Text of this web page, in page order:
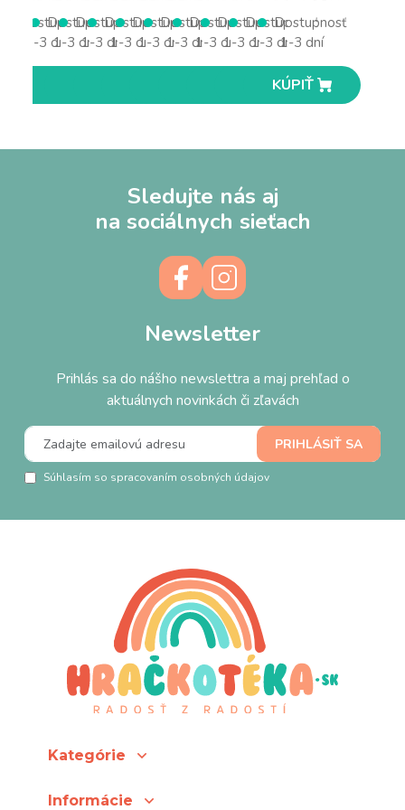
Dostupnosť
1-3 dní
Dostupnosť
1-3 dní
Dostupnosť
1-3 dní
Dostupnosť
1-3 dní
Dostupnosť
1-3 dní
Dostupnosť
1-3 dní
Dostupnosť
1-3 dní
Dostupnosť
1-3 dní
Dostupnosť
1-3 dní
KÚPIŤ
Dostupnosť
1-3 dní
KÚPIŤ
Sledujte nás aj
na sociálnych sieťach
Newsletter
Prihlás sa do nášho newslettra a maj prehľad o
aktuálnych novinkách či zľavách
Súhlasím so spracovaním osobných údajov
Kategórie
Informácie